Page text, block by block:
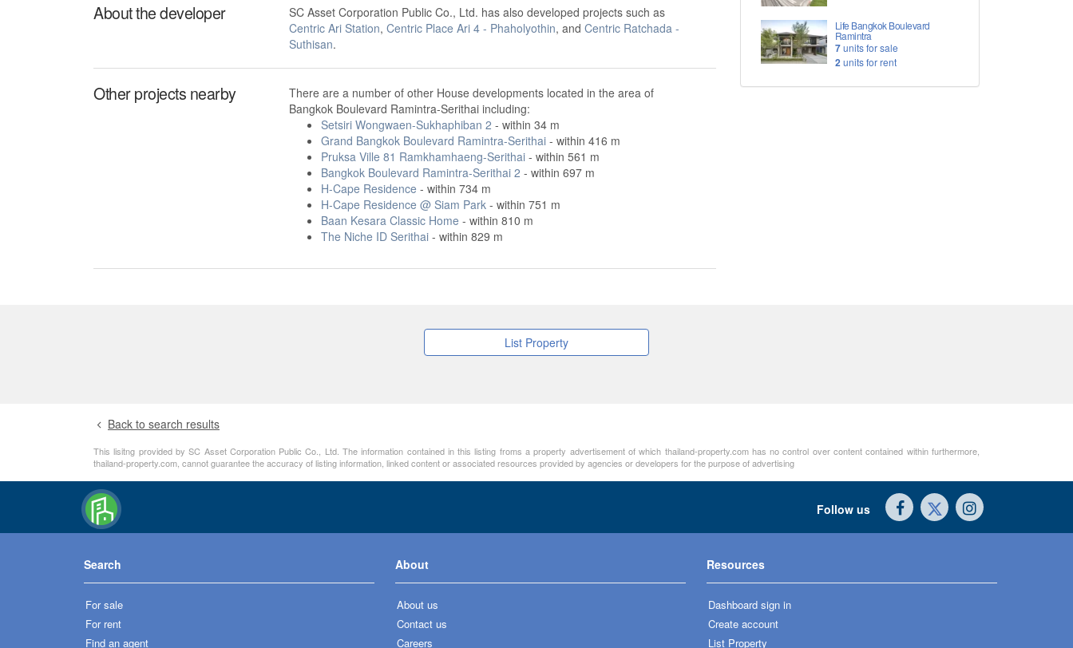
About the developer
SC Asset Corporation Public Co., Ltd. has also developed projects such as
Centric Ari Station, Centric Place Ari 4 - Phaholyothin, and Centric Ratchada -
Suthisan.
Other projects nearby
There are a number of other House developments located in the area of
Bangkok Boulevard Ramintra-Serithai including:
Setsiri Wongwaen-Sukhaphiban 2 - within 34 m
Grand Bangkok Boulevard Ramintra-Serithai- within 416 m
Pruksa Ville 81 Ramkhamhaeng-Serithai- within 561 m
Bangkok Boulevard Ramintra-Serithai 2 - within 697 m
H-Cape Residence - within 734 m
H-Cape Residence @ Siam Park- within 751 m
Baan Kesara Classic Home - within 810 m
The Niche ID Serithai- within 829 m
Life Bangkok Boulevard
Ramintra
7units for sale
2units for rent
List Property
Back to search results
This lisitng provided by SC Asset Corporation Public Co., Ltd. The information contained in this listing froms a property advertisement of which thailand-property.com has no control over content contained within furthermore,
thailand-property.com, cannot guarantee the accuracy of listing information, linked content or associated resources provided by agencies or developers for the purpose of advertising
Follow us
Search
For sale
For rent
Find an agent
About
About us
Contact us
Careers
Resources
Dashboard sign in
Create account
List Property